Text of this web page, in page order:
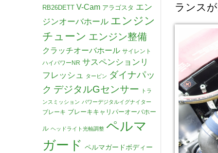
ランス
RB26DETT V-Cam アラゴスタ エン
ジンオーバホール エンジン
チューン エンジン整備
クラッチオーバホール サイレント
ハイパワーNR サスペンションリ
フレッシュ
タービン ダイナパッ
ク デジタルGセンサー
トラ
ンスミッション パワーデジタルイグナイター
ブレーキ ブレーキキャリパーオーバホー
ル ヘッドライト光軸調整 ペルマ
ガード ペルマガードボディー